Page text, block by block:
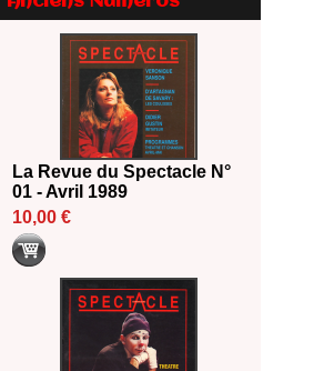
2026
Les 10 lauréats du Fonds
Grandes Formes Théâtre 2026
Nomination de Nathalie
Garraud et Olivier Saccomano à
la direction du Théâtre de
Gennevilliers - CDN
13/06/2026
Dispositif SACD Auteurs
d'espaces : les lauréats 2026
La Revue du Spectacle N°
01 - Avril 1989
10,00 €